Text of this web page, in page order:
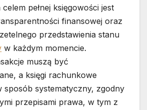
pełnej księgowości jest
finansowej oraz
przedstawienia stanu
w każdym momencie.
muszą być
a księgi rachunkowe
sposób systematyczny, zgodny
przepisami prawa, w tym z